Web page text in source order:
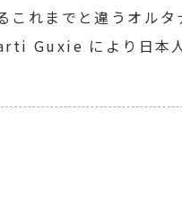
れまでと違うオルタ
Guxie により日本